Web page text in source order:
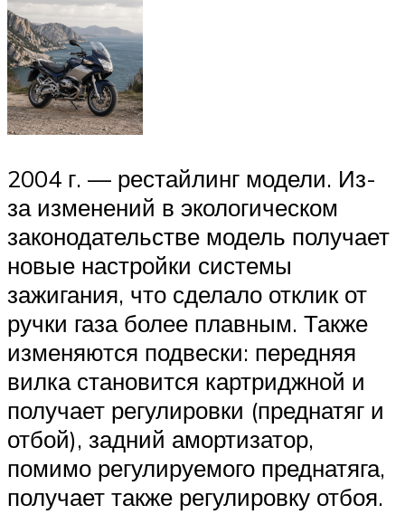
2004 г. — рестайлинг модели. Из-
за изменений в экологическом
законодательстве модель получает
новые настройки системы
зажигания, что сделало отклик от
ручки газа более плавным. Также
изменяются подвески: передняя
вилка становится картриджной и
получает регулировки (преднатяг и
отбой), задний амортизатор,
помимо регулируемого преднатяга,
получает также регулировку отбоя.